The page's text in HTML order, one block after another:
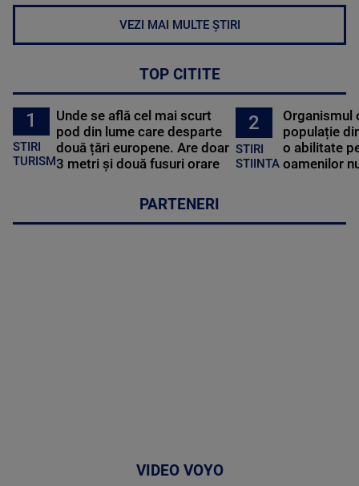
VEZI MAI MULTE ȘTIRI
TOP CITITE
1
STIRI
TURISM
Unde se află cel mai scurt
pod din lume care desparte
două țări europene. Are doar
3 metri și două fusuri orare
2
STIRI
STIINTA
Organismul
populație
o abilitate
oamenilor
PARTENERI
VIDEO VOYO